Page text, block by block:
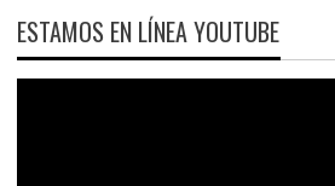
ESTAMOS EN LÍNEA YOUTUBE